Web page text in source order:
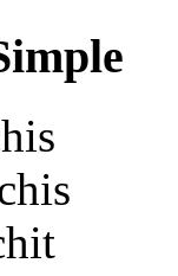
is
is
it